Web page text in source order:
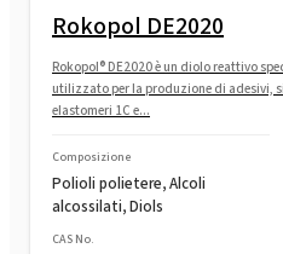
Rokopol DE2020
Rokopol® DE2020 è un diolo reattivo
utilizzato per la produzione di adesivi,
elastomeri 1C e...
Composizione
Polioli polietere, Alcoli
alcossilati, Diols
CAS No.